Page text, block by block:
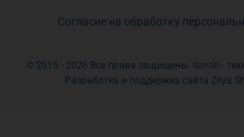
Согласие на обработку
© 2015 - 2026 Все права защищены. Isoroll -
Разработка и поддержка сайта Zilya